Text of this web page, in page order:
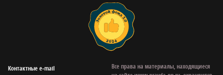
свадебных церемоний. Среди популярных у брачующихся —
Нижегородский фуникулер, Дом архитектора и другие культурно
значимые места, где церемония приобретает особый колорит и
становится частью большой семейной истории.
Поделиться